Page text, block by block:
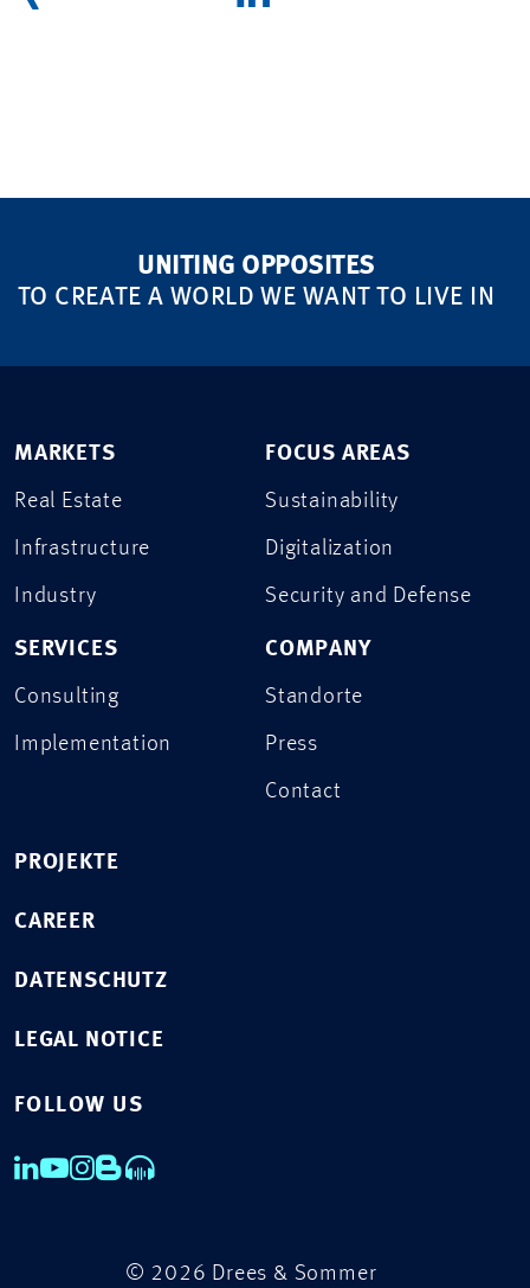
UNITING OPPOSITES
TO CREATE A WORLD WE WANT TO LIVE IN
MARKETS
Real Estate
Infrastructure
Industry
SERVICES
Consulting
Implementation
FOCUS AREAS
Sustainability
Digitalization
Security and Defense
COMPANY
Standorte
Press
Contact
PROJEKTE
CAREER
DATENSCHUTZ
LEGAL NOTICE
FOLLOW US
© 2026 Drees & Sommer